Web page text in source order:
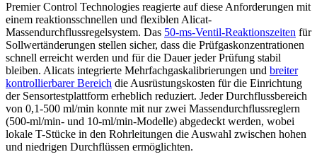
Premier Control Technologies reagierte auf diese Anforderungen mit
einem reaktionsschnellen und flexiblen Alicat-
Massendurchflussregelsystem. Das 50-ms-Ventil-Reaktionszeiten für
Sollwertänderungen stellen sicher, dass die Prüfgaskonzentrationen
schnell erreicht werden und für die Dauer jeder Prüfung stabil
bleiben. Alicats integrierte Mehrfachgaskalibrierungen und breiter
kontrollierbarer Bereich die Ausrüstungskosten für die Einrichtung
der Sensortestplattform erheblich reduziert. Jeder Durchflussbereich
von 0,1-500 ml/min konnte mit nur zwei Massendurchflussreglern
(500-ml/min- und 10-ml/min-Modelle) abgedeckt werden, wobei
lokale T-Stücke in den Rohrleitungen die Auswahl zwischen hohen
und niedrigen Durchflüssen ermöglichten.